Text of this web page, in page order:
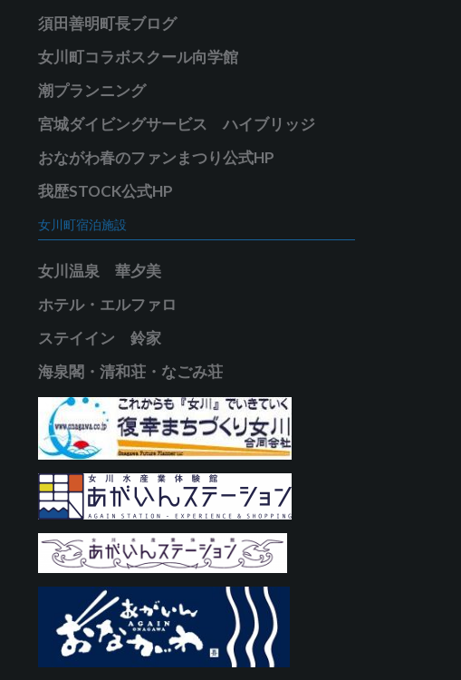
須田善明町長ブログ
女川町コラボスクール向学館
潮プランニング
宮城ダイビングサービス ハイブリッジ
おながわ春のファンまつり公式HP
我歴STOCK公式HP
女川町宿泊施設
女川温泉 華夕美
ホテル・エルファロ
ステイイン 鈴家
海泉閣・清和荘・なごみ荘